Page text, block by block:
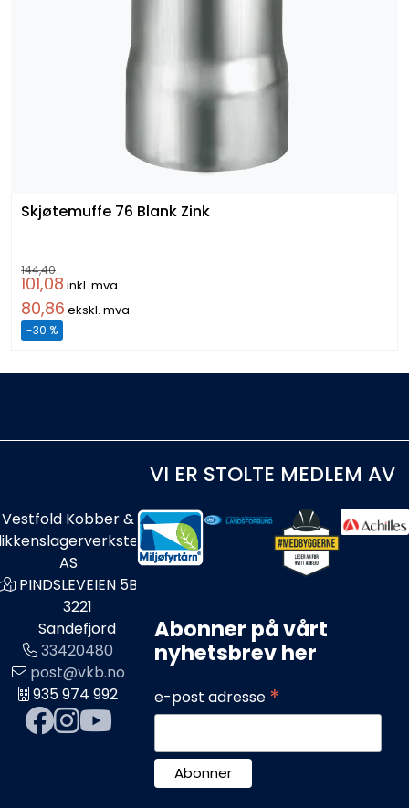
Skjøtemuffe 76 Blank Zink
144,40
101,08 inkl. mva.
80,86 ekskl. mva.
-30 %
VI ER STOLTE MEDLEM AV
Vestfold Kobber &
AS
PINDSLEVEIEN 5B
3221
Sandefjord
33420480
post@vkb.no
935 974 992
Abonner på vårt
nyhetsbrev her
e-post adresse *